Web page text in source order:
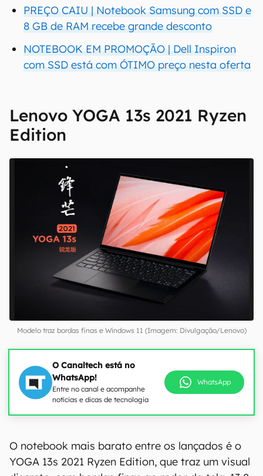
PREÇO CAIU | Notebook Samsung com SSD e
8 GB de RAM recebe grande desconto
NOTEBOOK EM PROMOÇÃO | Dell Inspiron
com SSD está com ÓTIMO preço nesta oferta
Lenovo YOGA 13s 2021 Ryzen
Edition
Modelo traz bordas finas e Windows 11 (Imagem: Divulgação/Lenovo)
O Canaltech está no
WhatsApp!
Entre no canal e acompanhe
notícias e dicas de tecnologia
WhatsApp